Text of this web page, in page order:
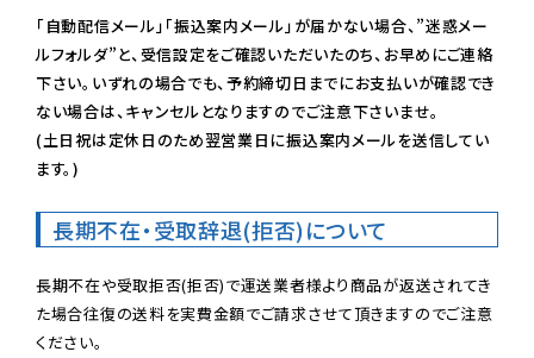
「自動配信メール」「振込案内メール」が届かない場合、”迷惑メー
ルフォルダ”と、受信設定をご確認いただいたのち、お早めにご連絡
下さい。いずれの場合でも、予約締切日までにお支払いが確認でき
ない場合は、キャンセルとなりますのでご注意下さいませ。
(土日祝は定休日のため翌営業日に振込案内メールを送信してい
ます。)
長期不在・受取辞退(拒否)について
長期不在や受取拒否(拒否)で運送業者様より商品が返送されてき
た場合往復の送料を実費金額でご請求させて頂きますのでご注意
ください。